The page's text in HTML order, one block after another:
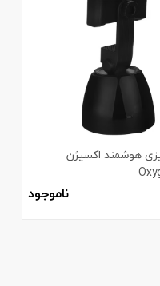
هوشمند اکسیژن
ناموجود